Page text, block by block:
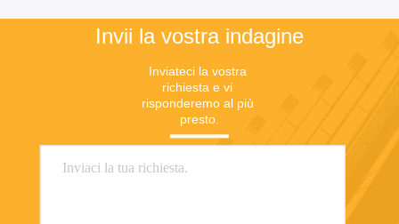
Invii la vostra indagine
Inviateci la vostra
richiesta e vi
risponderemo al più
presto.